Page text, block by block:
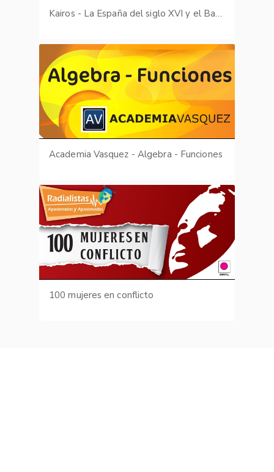
Kairos - La España del siglo XVI y el Barroco
Academia Vasquez - Algebra - Funciones
100 mujeres en conflicto